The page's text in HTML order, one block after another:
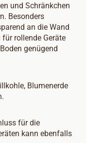
und Schränkchen
Besonders
an die Wand
rollende Geräte
genügend
Blumenerde
für die
kann ebenfalls